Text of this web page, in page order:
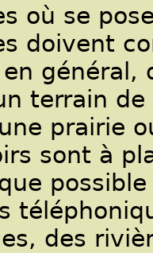
où se
doivent
général,
terrain
prairie
sont à
des